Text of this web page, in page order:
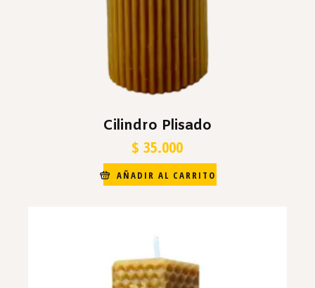
Cilindro Plisado
$ 35.000
AÑADIR AL CARRITO